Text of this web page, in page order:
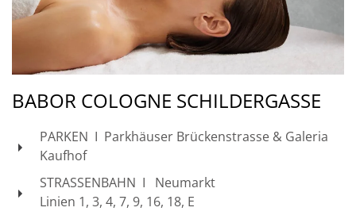
BABOR COLOGNE SCHILDERGASSE
PARKEN I Parkhäuser Brückenstrasse & Galeria
Kaufhof
STRASSENBAHN I Neumarkt
Linien 1, 3, 4, 7, 9, 16, 18, E